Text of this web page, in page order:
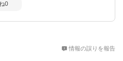
0
情報の誤りを報告